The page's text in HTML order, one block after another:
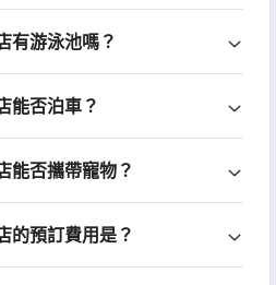
有游泳池嗎？
能否泊車？
能否攜帶寵物？
的預訂費用是？